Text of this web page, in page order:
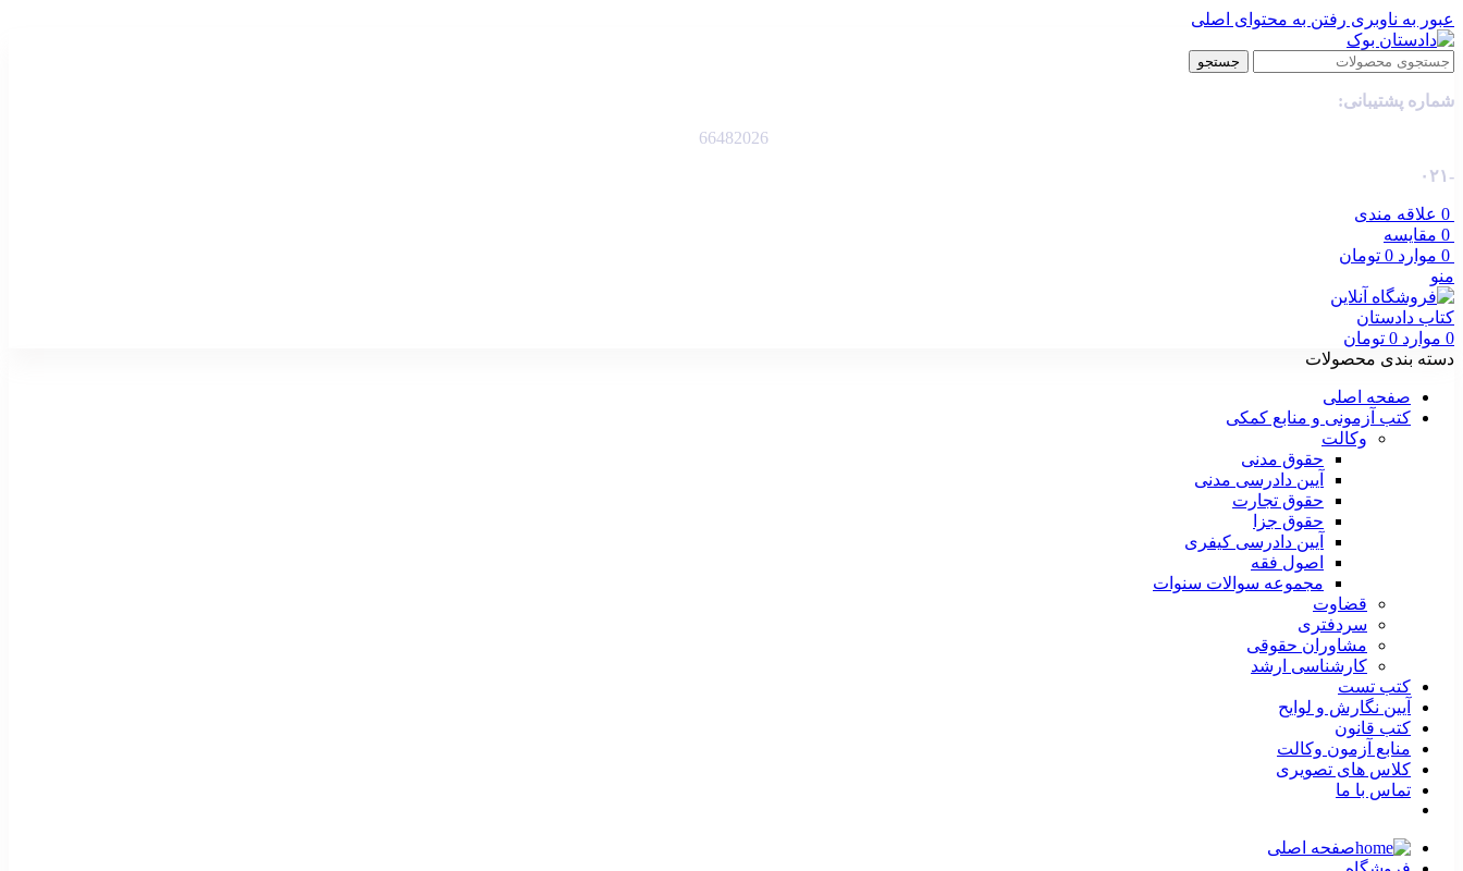
عبور به ناوبری رفتن به محتوای اصلی
جستجو
شماره پشتیبانی:
66482026
-۰۲۱
0 علاقه مندی
0 مقایسه
0 موارد 0 تومان
منو
0 موارد 0 تومان
دسته بندی محصولات
صفحه اصلی
کتب آزمونی و منابع کمکی
وکالت
حقوق مدنی
آیین دادرسی مدنی
حقوق تجارت
حقوق جزا
آیین دادرسی کیفری
اصول فقه
مجموعه سوالات سنوات
قضاوت
سردفتری
مشاوران حقوقی
کارشناسی ارشد
کتب تست
آیین نگارش و لوایح
کتب قانون
منابع آزمون وکالت
کلاس های تصویری
تماس با ما
صفحه اصلی